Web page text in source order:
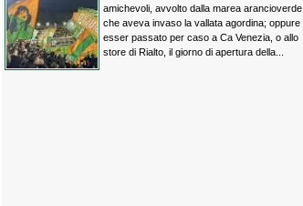
amichevoli, avvolto dalla marea arancioverde
che aveva invaso la vallata agordina; oppure
esser passato per caso a Ca Venezia, o allo
store di Rialto, il giorno di apertura della...